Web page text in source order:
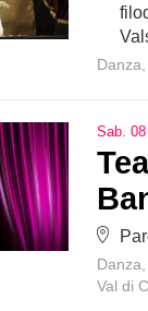
Sab.08
Val di